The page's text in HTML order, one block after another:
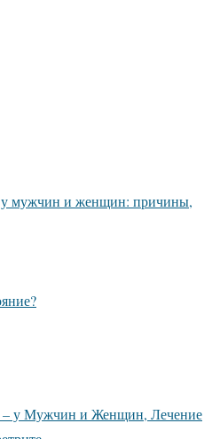
у мужчин и женщин: причины,
– у Мужчин и Женщин, Лечение